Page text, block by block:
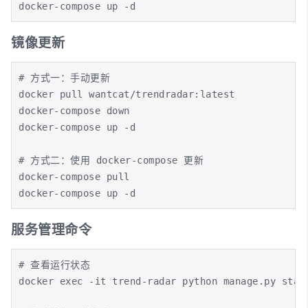
docker-compose up -d
镜像更新
# 方式一：手动更新
docker pull wantcat/trendradar:latest
docker-compose down
docker-compose up -d
# 方式二：使用 docker-compose 更新
docker-compose pull
docker-compose up -d
服务管理命令
# 查看运行状态
docker exec -it trend-radar python manage.py